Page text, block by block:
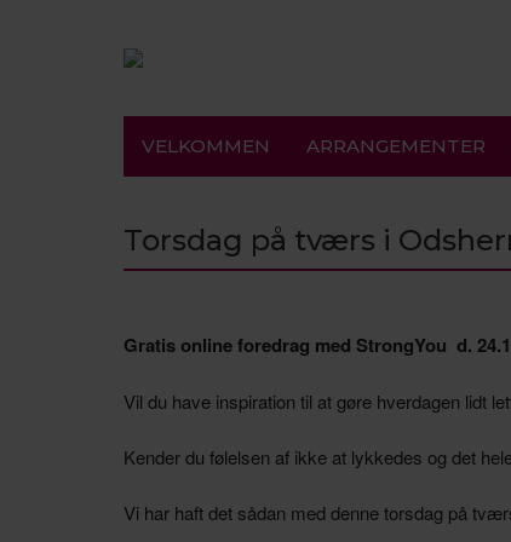
VELKOMMEN ARRANGEMENTER
Torsdag på tværs i
Gratis online foredrag med StrongYou d.
Vil du have inspiration til at gøre hverdagen lidt
Kender du følelsen af ikke at lykkedes og det
Vi har haft det sådan med denne torsdag på